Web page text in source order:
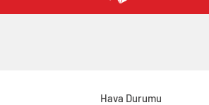
Hava Durumu